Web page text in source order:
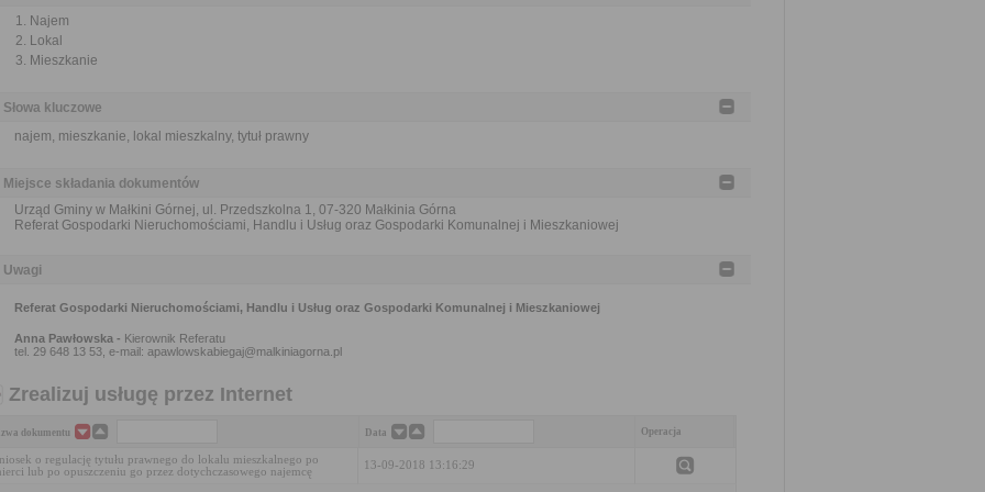
Najem
Lokal
Mieszkanie
Słowa kluczowe
najem, mieszkanie, lokal mieszkalny, tytuł prawny
Miejsce składania dokumentów
Urząd Gminy w Małkini Górnej, ul. Przedszkolna 1, 07-320 Małkinia Górna
Referat Gospodarki Nieruchomościami, Handlu i Usług oraz Gospodarki Komunalnej i Mieszkaniowej
Uwagi
Referat Gospodarki Nieruchomościami, Handlu i Usług oraz Gospodarki Komunalnej i Mieszkaniowej
Anna Pawłowska - Kierownik Referatu
tel. 29 648 13 53, e-mail: apawlowskabiegaj@malkiniagorna.pl
Zrealizuj usługę przez Internet
dokumentu Data Operacja
o regulację tytułu prawnego do lokalu mieszkalnego po
lub po opuszczeniu go przez dotychczasowego najemcę
13-09-2018 13:16:29